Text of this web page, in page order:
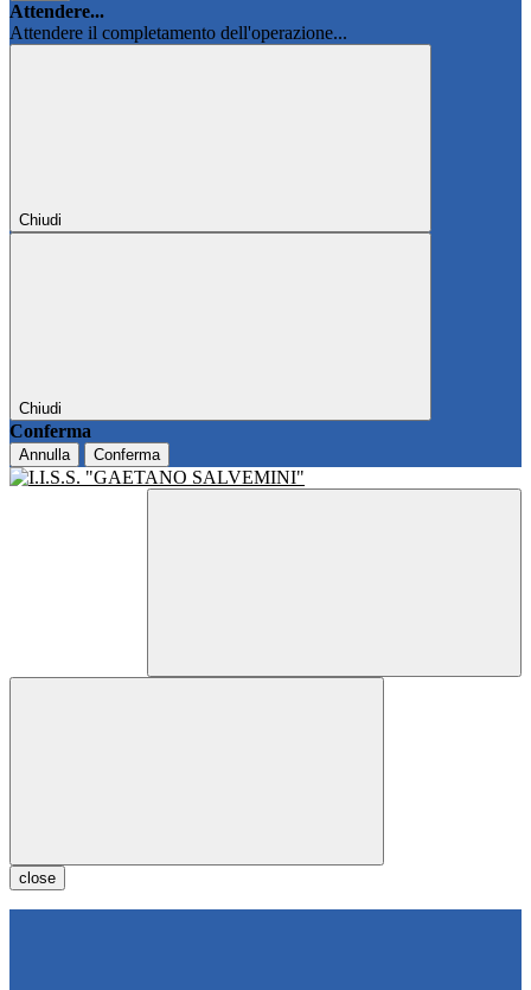
Attendere...
Attendere il completamento dell'operazione...
Chiudi
Chiudi
Conferma
Annulla Conferma
close